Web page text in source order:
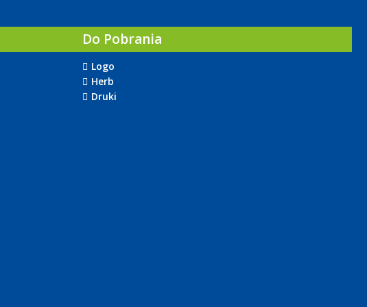
Do Pobrania
Logo
Herb
Druki